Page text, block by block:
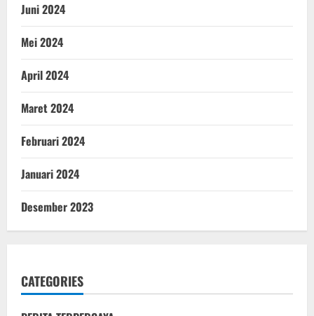
Juni 2024
Mei 2024
April 2024
Maret 2024
Februari 2024
Januari 2024
Desember 2023
CATEGORIES